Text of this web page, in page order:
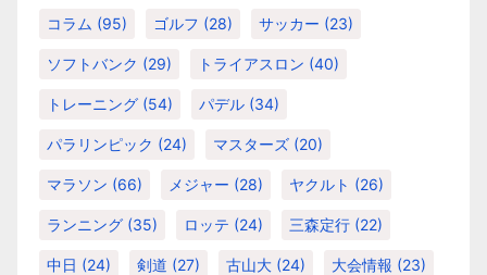
コラム (95) ゴルフ (28) サッカー (23)
ソフトバンク (29) トライアスロン (40)
トレーニング (54) パデル (34)
パラリンピック (24) マスターズ (20)
マラソン (66) メジャー (28) ヤクルト (26)
ランニング (35) ロッテ (24) 三森定行 (22)
中日 (24) 剣道 (27) 古山大 (24) 大会情報 (23)